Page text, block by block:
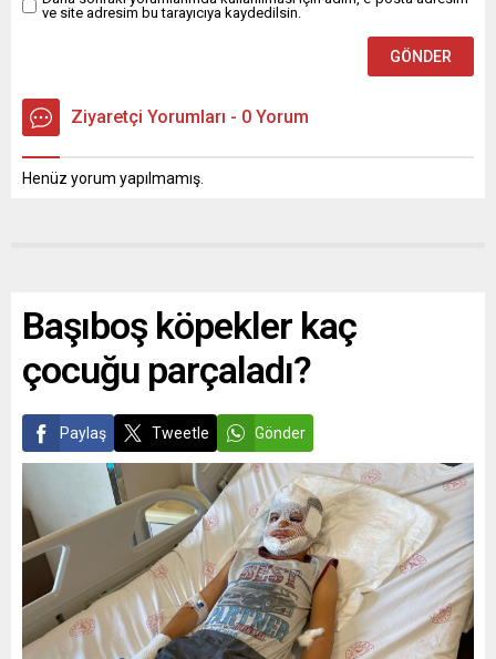
ve site adresim bu tarayıcıya kaydedilsin.
Ziyaretçi Yorumları - 0 Yorum
Henüz yorum yapılmamış.
Başıboş köpekler kaç
çocuğu parçaladı?
Paylaş Tweetle Gönder